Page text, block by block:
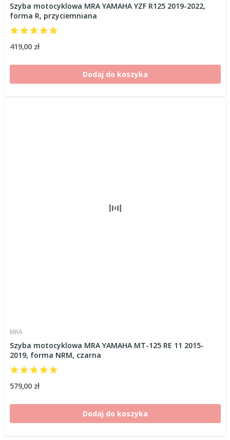
Szyba motocyklowa MRA YAMAHA YZF R125 2019-2022,
forma R, przyciemniana
419,00 zł
Dodaj do koszyka
MRA
Szyba motocyklowa MRA YAMAHA MT-125 RE 11 2015-
2019, forma NRM, czarna
579,00 zł
Dodaj do koszyka